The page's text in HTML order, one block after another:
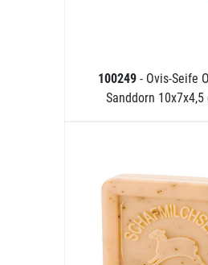
100249 - Ovis-Seife
Sanddorn 10x7x4,5